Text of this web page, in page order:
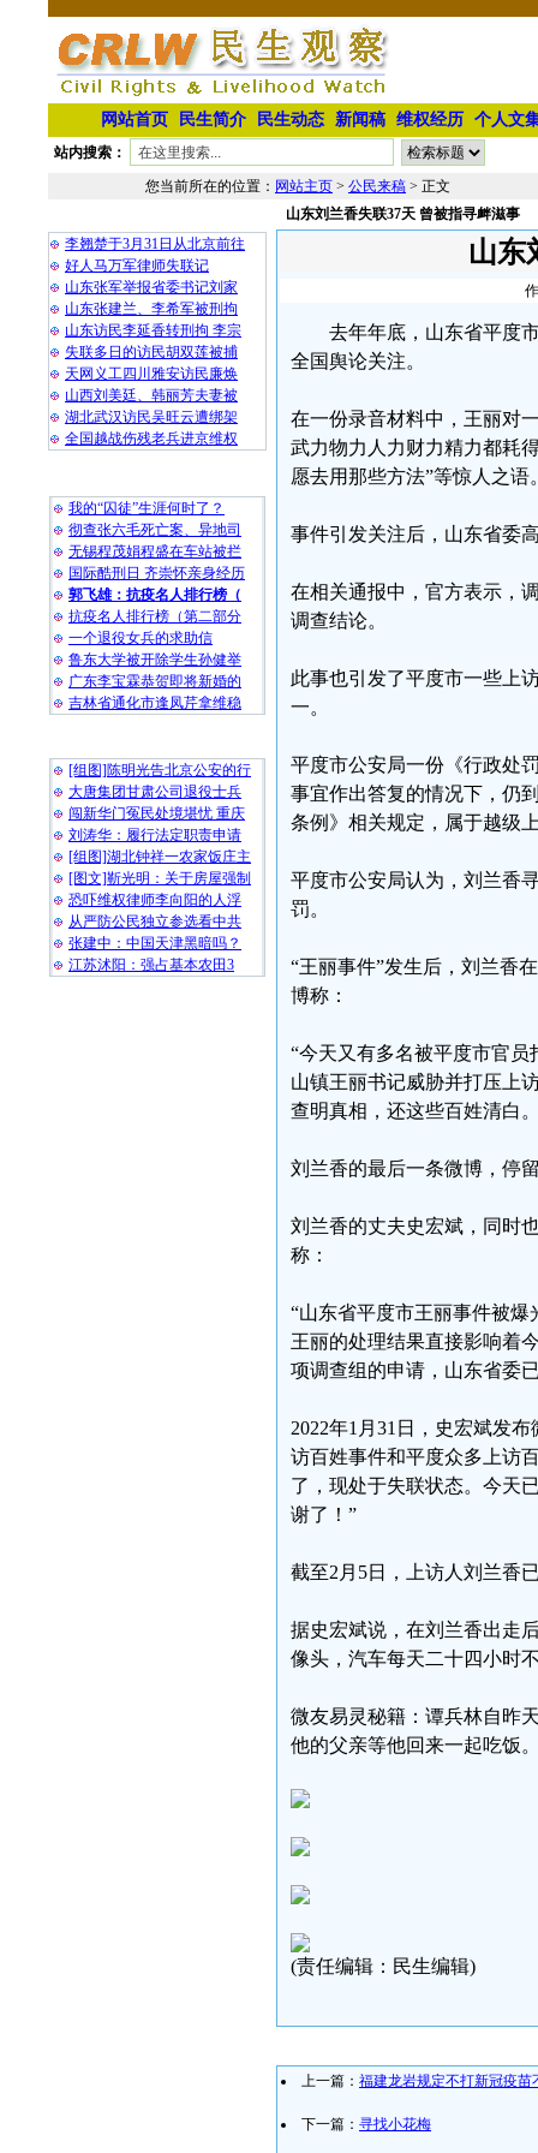
网站首页 民生简介 民生动态 新闻稿 维权经历 个人文
站内搜索：
您当前所在的位置： 网站主页 > 公民来稿 > 正文
李翘楚于3月31日从北京前往
好人马万军律师失联记
山东张军举报省委书记刘家
山东张建兰、李希军被刑拘
山东访民李延香转刑拘 李宗
失联多日的访民胡双莲被捕
天网义工四川雅安访民廉焕
山西刘美廷、韩丽芳夫妻被
湖北武汉访民吴旺云遭绑架
全国越战伤残老兵进京维权
我的“囚徒”生涯何时了？
彻查张六毛死亡案、异地司
无锡程茂娟程盛在车站被拦
国际酷刑日 齐崇怀亲身经历
郭飞雄：抗疫名人排行榜（
抗疫名人排行榜（第二部分
一个退役女兵的求助信
鲁东大学被开除学生孙健举
广东李宝霖恭贺即将新婚的
吉林省通化市逢凤芹拿维稳
[组图]陈明光告北京公安的行
大唐集团甘肃公司退役士兵
闯新华门冤民处境堪忧 重庆
刘涛华：履行法定职责申请
[组图]湖北钟祥一农家饭庄主
[图文]靳光明：关于房屋强制
恐吓维权律师李向阳的人浮
从严防公民独立参选看中共
张建中：中国天津黑暗吗？
江苏沭阳：强占基本农田3
山东刘兰香失联37天 曾被指寻衅滋事
山东
去年年底，山东省平度
全国舆论关注。
在一份录音材料中，王丽对
武力物力人力财力精力都耗
愿去用那些方法”等惊人之语
事件引发关注后，山东省委
在相关通报中，官方表示，
调查结论。
此事也引发了平度市一些上
一。
平度市公安局一份《行政处
事宜作出答复的情况下，仍
条例》相关规定，属于越级
平度市公安局认为，刘兰香
罚。
“王丽事件”发生后，刘兰香
博称：
“今天又有多名被平度市官
山镇王丽书记威胁并打压上
查明真相，还这些百姓清白
刘兰香的最后一条微博，停
刘兰香的丈夫史宏斌，同时
称：
“山东省平度市王丽事件被
王丽的处理结果直接影响着
项调查组的申请，山东省委
2022年1月31日，史宏斌发
访百姓事件和平度众多上访
了，现处于失联状态。今天
谢了！”
截至2月5日，上访人刘兰香
据史宏斌说，在刘兰香出走
像头，汽车每天二十四小时
微友易灵秘籍：谭兵林自昨
他的父亲等他回来一起吃饭
(责任编辑：民生编辑)
上一篇： 福建龙岩规定不打新冠疫苗
下一篇： 寻找小花梅